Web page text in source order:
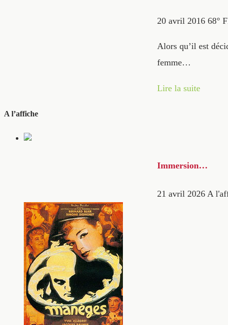
20 avril 2016 68°
Alors qu’il est
femme…
Lire la suite
A l’affiche
Immersion…
21 avril 2026 A